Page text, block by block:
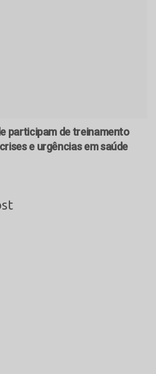
participam de treinamento
e urgências em saúde